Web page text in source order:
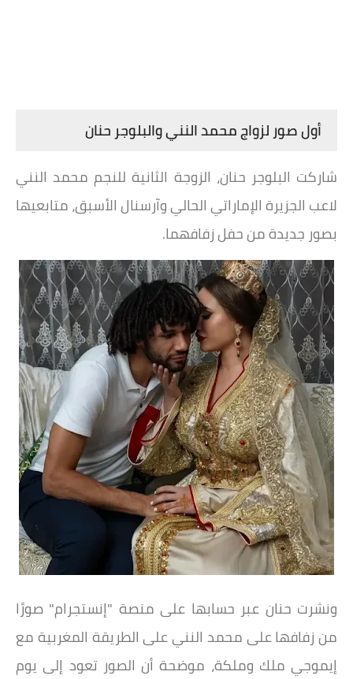
أول صور لزواج محمد النني والبلوجر حنان
شاركت البلوجر حنان، الزوجة الثانية للنجم محمد النني
لاعب الجزيرة الإماراتي الحالي وآرسنال الأسبق، متابعيها
بصور جديدة من حفل زفافهما.
ونشرت حنان عبر حسابها على منصة "إنستجرام" صورًا
من زفافها على محمد النني على الطريقة المغربية مع
إيموجي ملك وملكة، موضحة أن الصور تعود إلى يوم